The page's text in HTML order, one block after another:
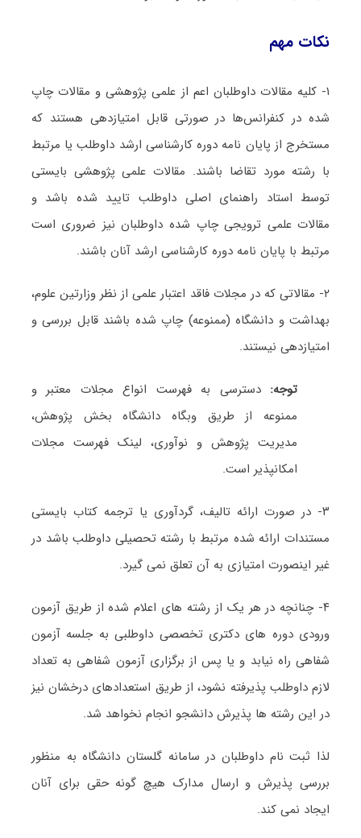
نکات مهم
۱- کلیه مقالات داوطلبان اعم از علمی پژوهشی و مقالات چاپ
شده در کنفرانس‌ها در صورتی قابل امتیازدهی هستند که
مستخرج از پایان نامه دوره کارشناسی ارشد داوطلب یا مرتبط
با رشته مورد تقاضا باشند. مقالات علمی پژوهشی بایستی
توسط استاد راهنمای اصلی داوطلب تایید شده باشد و
مقالات علمی ترویجی چاپ شده داوطلبان نیز ضروری است
مرتبط با پایان نامه دوره کارشناسی ارشد آنان باشند.
۲- مقالاتی که در مجلات فاقد اعتبار علمی از نظر وزارتین علوم،
بهداشت و دانشگاه (ممنوعه) چاپ شده باشند قابل بررسی و
امتیازدهی نیستند.
توجه: دسترسی به فهرست انواع مجلات معتبر و
ممنوعه از طریق وبگاه دانشگاه بخش پژوهش،
مدیریت پژوهش و نوآوری، لینک فهرست مجلات
امکانپذیر است.
۳- در صورت ارائه تالیف، گردآوری یا ترجمه کتاب بایستی
مستندات ارائه شده مرتبط با رشته تحصیلی داوطلب باشد در
غیر اینصورت امتیازی به آن تعلق نمی گیرد.
۴- چنانچه در هر یک از رشته های اعلام شده از طریق آزمون
ورودی دوره های دکتری تخصصی داوطلبی به جلسه آزمون
شفاهی راه نیابد و یا پس از برگزاری آزمون شفاهی به تعداد
لازم داوطلب پذیرفته نشود، از طریق استعدادهای درخشان نیز
در این رشته ها پذیرش دانشجو انجام نخواهد شد.
لذا ثبت نام داوطلبان در سامانه گلستان دانشگاه به منظور
بررسی پذیرش و ارسال مدارک هیچ گونه حقی برای آنان
ایجاد نمی کند.